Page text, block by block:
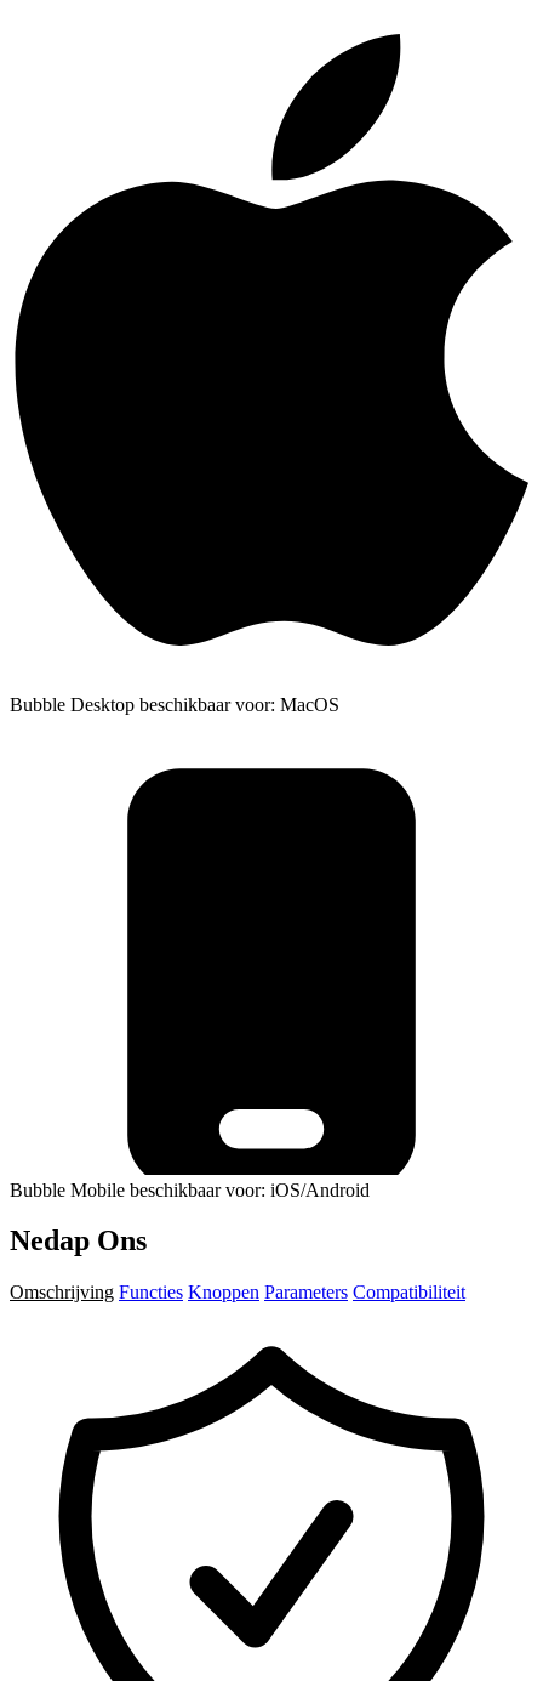
Bubble Desktop beschikbaar voor: MacOS
Bubble Mobile beschikbaar voor: iOS/Android
Nedap Ons
Omschrijving Functies Knoppen Parameters Compatibiliteit